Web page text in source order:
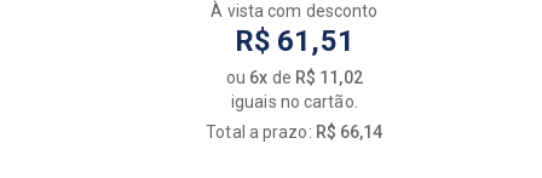
À vista com desconto
R$ 61,51
ou 6x de R$ 11,02
iguais no cartão.
Total a prazo: R$ 66,14